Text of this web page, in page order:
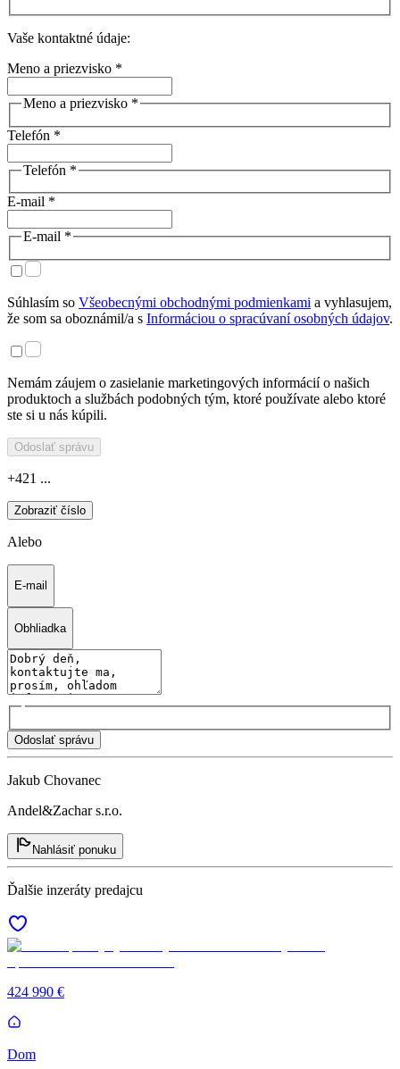
Vaše kontaktné údaje:
Meno a priezvisko *
Meno a priezvisko *
Telefón *
Telefón *
E-mail *
E-mail *
Súhlasím so Všeobecnými obchodnými podmienkami a vyhlasujem,
že som sa oboznámil/a s Informáciou o spracúvaní osobných údajov.
Nemám záujem o zasielanie marketingových informácií o našich
produktoch a službách podobných tým, ktoré používate alebo ktoré
ste si u nás kúpili.
Odoslať správu
+421 ...
Zobraziť číslo
Alebo
E-mail
Obhliadka
Odoslať správu
Jakub Chovanec
Andel&Zachar s.r.o.
Nahlásiť ponuku
Ďalšie inzeráty predajcu
424 990 €
Dom